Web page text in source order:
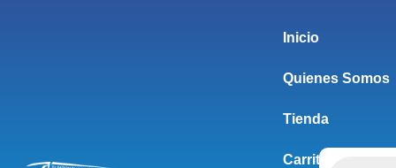
Inicio
Quienes Somos
Tienda
Carrito